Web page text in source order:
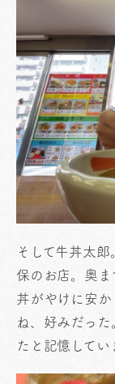
そして牛丼太
保のお店。奥
丼がやけに安
ね、好みだっ
たと記憶してい